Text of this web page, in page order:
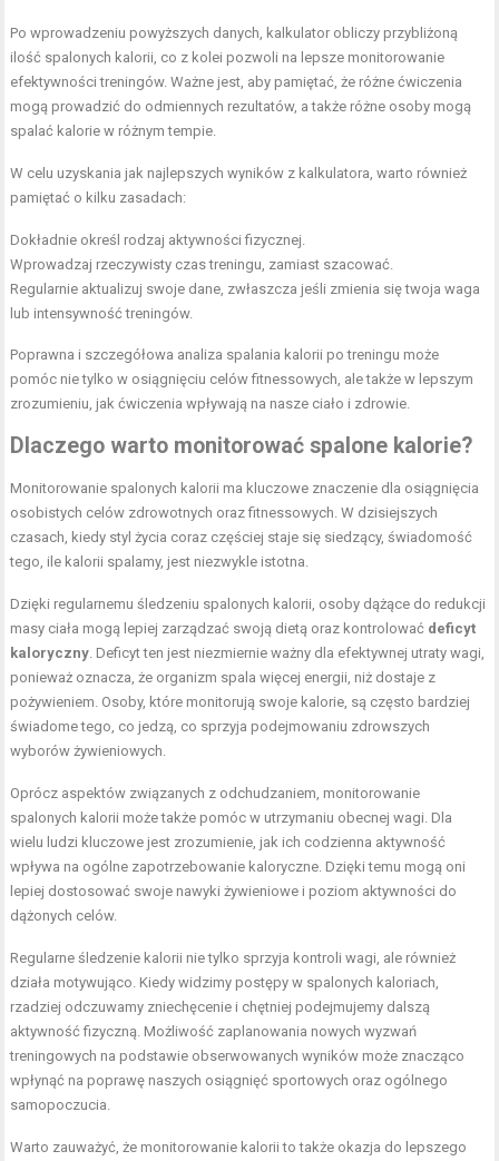
Po wprowadzeniu powyższych danych, kalkulator obliczy przybliżoną
ilość spalonych kalorii, co z kolei pozwoli na lepsze monitorowanie
efektywności treningów. Ważne jest, aby pamiętać, że różne ćwiczenia
mogą prowadzić do odmiennych rezultatów, a także różne osoby mogą
spalać kalorie w różnym tempie.
W celu uzyskania jak najlepszych wyników z kalkulatora, warto również
pamiętać o kilku zasadach:
Dokładnie określ rodzaj aktywności fizycznej.
Wprowadzaj rzeczywisty czas treningu, zamiast szacować.
Regularnie aktualizuj swoje dane, zwłaszcza jeśli zmienia się twoja waga
lub intensywność treningów.
Poprawna i szczegółowa analiza spalania kalorii po treningu może
pomóc nie tylko w osiągnięciu celów fitnessowych, ale także w lepszym
zrozumieniu, jak ćwiczenia wpływają na nasze ciało i zdrowie.
Dlaczego warto monitorować spalone kalorie?
Monitorowanie spalonych kalorii ma kluczowe znaczenie dla osiągnięcia
osobistych celów zdrowotnych oraz fitnessowych. W dzisiejszych
czasach, kiedy styl życia coraz częściej staje się siedzący, świadomość
tego, ile kalorii spalamy, jest niezwykle istotna.
Dzięki regularnemu śledzeniu spalonych kalorii, osoby dążące do redukcji
masy ciała mogą lepiej zarządzać swoją dietą oraz kontrolować deficyt
kaloryczny . Deficyt ten jest niezmiernie ważny dla efektywnej utraty wagi,
ponieważ oznacza, że organizm spala więcej energii, niż dostaje z
pożywieniem. Osoby, które monitorują swoje kalorie, są często bardziej
świadome tego, co jedzą, co sprzyja podejmowaniu zdrowszych
wyborów żywieniowych.
Oprócz aspektów związanych z odchudzaniem, monitorowanie
spalonych kalorii może także pomóc w utrzymaniu obecnej wagi. Dla
wielu ludzi kluczowe jest zrozumienie, jak ich codzienna aktywność
wpływa na ogólne zapotrzebowanie kaloryczne. Dzięki temu mogą oni
lepiej dostosować swoje nawyki żywieniowe i poziom aktywności do
dążonych celów.
Regularne śledzenie kalorii nie tylko sprzyja kontroli wagi, ale również
działa motywująco. Kiedy widzimy postępy w spalonych kaloriach,
rzadziej odczuwamy zniechęcenie i chętniej podejmujemy dalszą
aktywność fizyczną. Możliwość zaplanowania nowych wyzwań
treningowych na podstawie obserwowanych wyników może znacząco
wpłynąć na poprawę naszych osiągnięć sportowych oraz ogólnego
samopoczucia.
Warto zauważyć, że monitorowanie kalorii to także okazja do lepszego